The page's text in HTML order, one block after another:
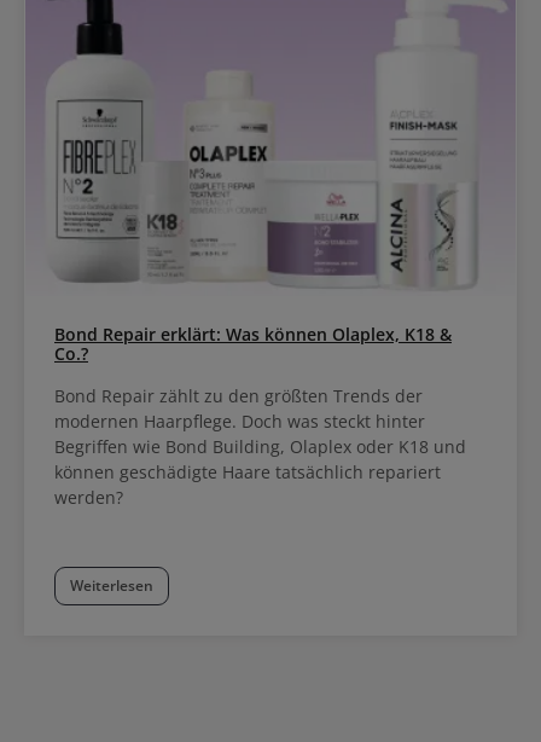
Bond Repair erklärt: Was können Olaplex, K18 &
Co.?
Bond Repair zählt zu den größten Trends der
modernen Haarpflege. Doch was steckt hinter
Begriffen wie Bond Building, Olaplex oder K18 und
können geschädigte Haare tatsächlich repariert
werden?
Weiterlesen